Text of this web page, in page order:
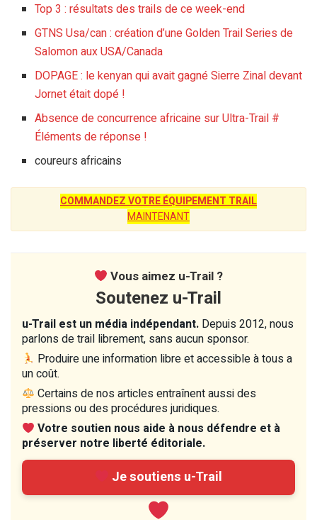
Top 3 : résultats des trails de ce week-end
GTNS Usa/can : création d’une Golden Trail Series de
Salomon aux USA/Canada
DOPAGE : le kenyan qui avait gagné Sierre Zinal devant
Jornet était dopé !
Absence de concurrence africaine sur Ultra-Trail #
Éléments de réponse !
coureurs africains
COMMANDEZ VOTRE ÉQUIPEMENT TRAIL
MAINTENANT
Vous aimez u-Trail ?
Soutenez u-Trail
u-Trail est un média indépendant. Depuis 2012, nous
parlons de trail librement, sans aucun sponsor.
Produire une information libre et accessible à tous a
un coût.
Certains de nos articles entraînent aussi des
pressions ou des procédures juridiques.
Votre soutien nous aide à nous défendre et à
préserver notre liberté éditoriale.
Je soutiens u-Trail